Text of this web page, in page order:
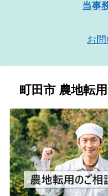
当事
お
町田市 農地転